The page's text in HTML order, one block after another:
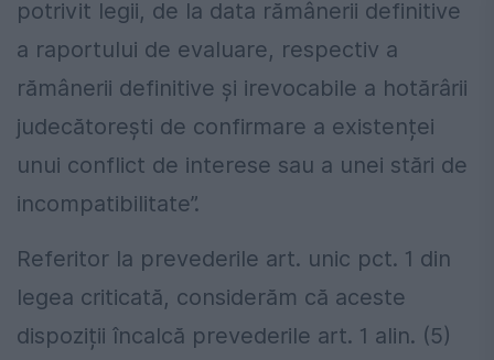
potrivit legii, de la data rămânerii definitive
a raportului de evaluare, respectiv a
rămânerii definitive și irevocabile a hotărârii
judecătorești de confirmare a existenței
unui conflict de interese sau a unei stări de
incompatibilitate”.
Referitor la prevederile art. unic pct. 1 din
legea criticată, considerăm că aceste
dispoziții încalcă prevederile art. 1 alin. (5)